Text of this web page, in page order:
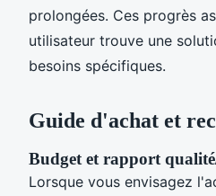
prolongées. Ces progrès
utilisateur trouve une
besoins spécifiques.
Guide d'achat et
Budget et rapport
Lorsque vous envisagez